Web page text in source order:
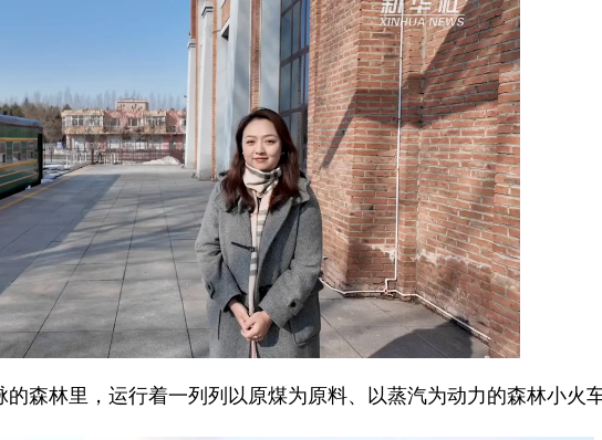
林里，运行着一列列以原煤为原料、以蒸汽为动力的森林小火